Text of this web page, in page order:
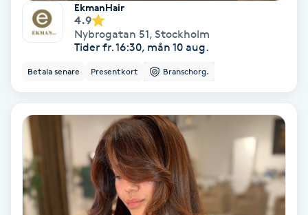
Hårvård
Hälsprickor
Idrottsmassage
IPL
EkmanHair
4.9
Nybrogatan 51, Stockholm
Tider fr. 16:30, mån 10 aug.
Betala senare Presentkort Branschorg.